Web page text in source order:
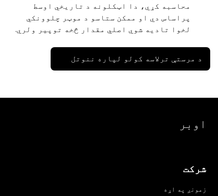
محاسبه کړي، دا اټکلونه د تاریخي اوسط
پراساس دي او ممکن ستاسو د موټر چلوونکي
لخوا تادیه شوي اصلي مقدار څخه توپیر ولري.
د مرستې ترلاسه کولو لپاره ننوتل
اوبر
شرکت
زمونږ په اړه